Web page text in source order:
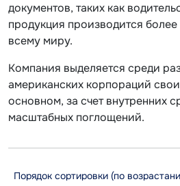
документов, таких как
продукция производится
всему миру.
Компания выделяется среди
американских корпораций
основном, за счет внутренних
масштабных поглощений.